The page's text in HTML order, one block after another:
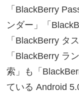
「BlackBerry
ンダー」「
「BlackBerry タ
「BlackBerry ラ
索」も「
ている Android